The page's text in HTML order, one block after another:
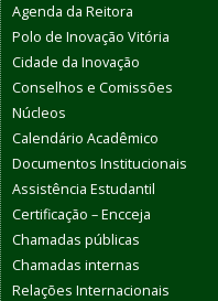
Agenda da Reitora
Polo de Inovação Vitória
Cidade da Inovação
Conselhos e Comissões
Núcleos
Calendário Acadêmico
Documentos Institucionais
Assistência Estudantil
Certificação – Encceja
Chamadas públicas
Chamadas internas
Relações Internacionais